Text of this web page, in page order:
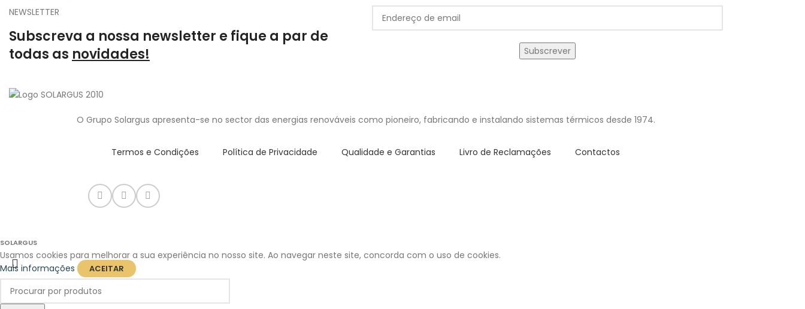
NEWSLETTER
Subscreva a nossa newsletter e fique a par de
todas as novidades!
O Grupo Solargus apresenta-se no sector das energias renováveis como pioneiro, fabricando e instalando sistemas térmicos desde 1974.
Termos e Condições Política de Privacidade Qualidade e Garantias Livro de Reclamações Contactos
SOLARGUS
Usamos cookies para melhorar a sua experiência no nosso site. Ao navegar neste site, concorda com o uso de cookies.
Mais informações
ACEITAR